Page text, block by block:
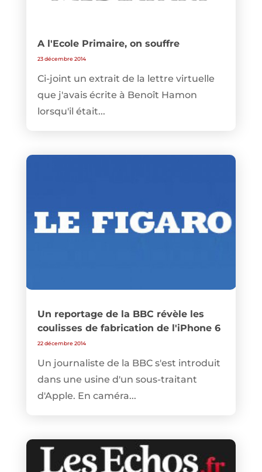
A l'Ecole Primaire, on souffre
23 décembre 2014
Ci-joint un extrait de la lettre virtuelle
que j'avais écrite à Benoît Hamon
lorsqu'il était...
Un reportage de la BBC révèle les
coulisses de fabrication de l'iPhone 6
22 décembre 2014
Un journaliste de la BBC s'est introduit
dans une usine d'un sous-traitant
d'Apple. En caméra...